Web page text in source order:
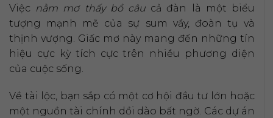
Việc nằm mơ thấy bồ câu cả đàn là một biểu
tượng mạnh mẽ của sự sum vầy, đoàn tụ và
thịnh vượng. Giấc mơ này mang đến những tín
hiệu cực kỳ tích cực trên nhiều phương diện
của cuộc sống.
Về tài lộc, bạn sắp có một cơ hội đầu tư lớn hoặc
một nguồn tài chính dồi dào bất ngờ. Các dự án